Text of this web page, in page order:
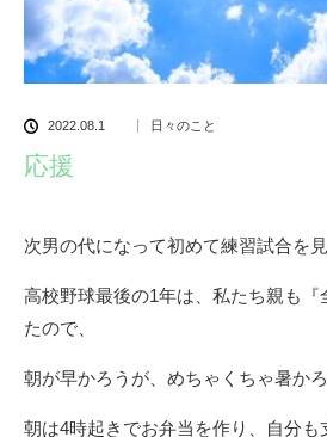
2022.08.1 日々のこと
応援
次男の代になって初めて練習試合を見
高校野球最後の1年は、私たち親も『
たので、
朝が早かろうが、めちゃくちゃ暑かろ
朝は4時起きでお弁当を作り、自分も